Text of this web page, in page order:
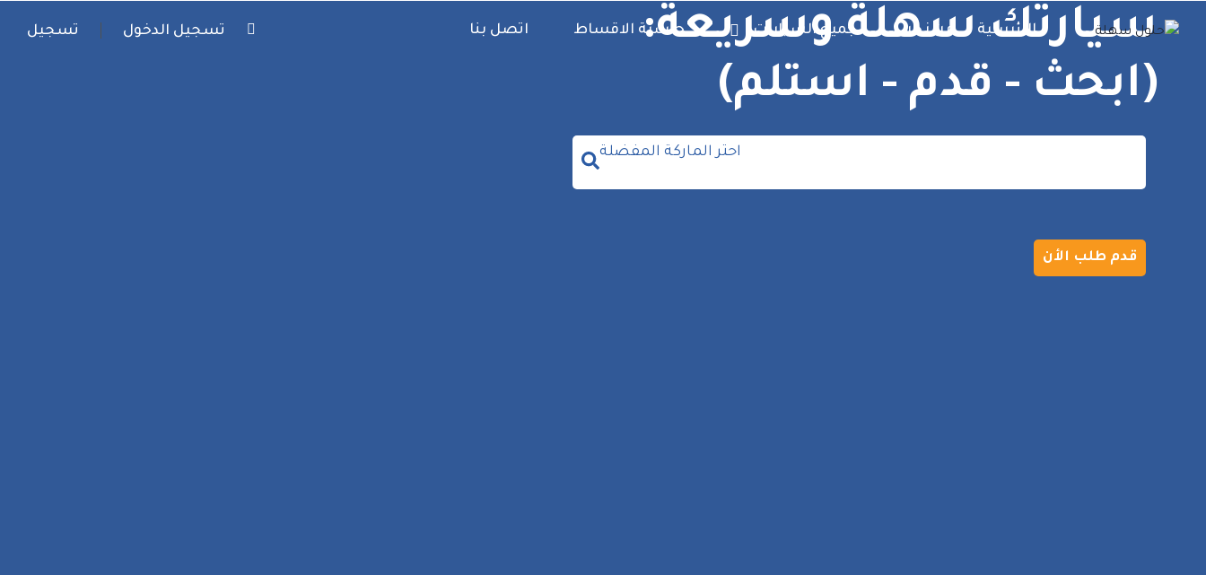
الرئيسية من نحن جميع السيارات حاسبة الاقساط اتصل بنا تسجيل الدخول تسجيل
سيارتك سهلة وسريعة:
(ابحث - قدم - استلم)
احتر الماركة المفضلة
قدم طلب الأن